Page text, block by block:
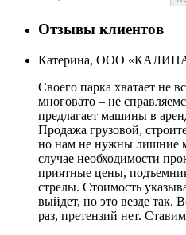
Отзывы клиентов
Катерина, ООО
Своего парка хватает не
многовато – не
предлагает машины в
Продажа грузовой,
но нам не нужны лишние
случае необходимости
приятные цены,
стрелы. Стоимость
выйдет, но это везде так.
раз, претензий нет.